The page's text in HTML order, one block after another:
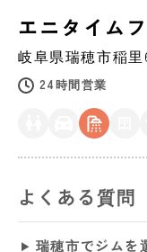
エニタイム
岐阜県瑞穂市稲里
24時間営業
よくある質問
瑞穂市でジムを